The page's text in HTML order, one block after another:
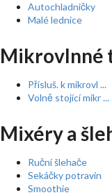
Autochladničky
Malé lednice
Mikrovlnné
Přísluš. k mikrovl ...
Volně stojící mikr ...
Mixéry a
Ruční šlehače
Sekáčky potravin
Smoothie